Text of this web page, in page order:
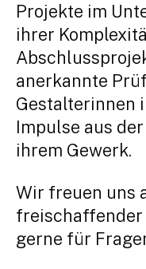
Projekte im
ihrer
anerkannte
Gestalterinnen
Impulse aus
ihrem Gewerk.
Wir freuen uns
freischaffender
gerne für